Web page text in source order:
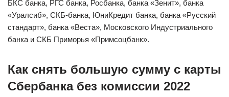
БКС банка, РГС банка, Росбанка, банка «Зенит», банка
«Уралсиб», СКБ-банка, ЮниКредит банка, банка «Русский
стандарт», банка «Веста», Московского Индустриального
банка и СКБ Приморья «Примсоцбанк».
Как снять большую сумму с карты
Сбербанка без комиссии 2022